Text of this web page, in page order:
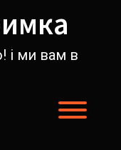
і ми вам в